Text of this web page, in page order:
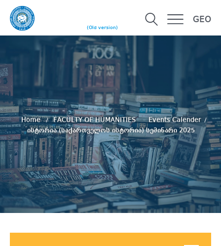
(Old version)
GEO
Home FACULTY OF HUMANITIES
Events Calender
ისტორია (საქართველოს ისტორია) სემინარი 2025